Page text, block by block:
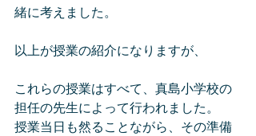
緒に考えました。
以上が授業の紹介になりますが、
これらの授業はすべて、真島小学校の
担任の先生によって行われました。
授業当日も然ることながら、その準備